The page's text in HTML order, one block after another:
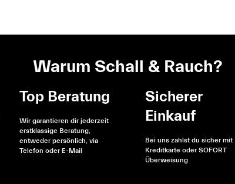
Warum Schall & Rauch?
Top Beratung
Wir garantieren dir jederzeit
erstklassige Beratung,
entweder persönlich, via
Telefon oder E-Mail
Sicherer
Einkauf
Bei uns zahlst du sicher mit
Kreditkarte oder SOFORT
Überweisung